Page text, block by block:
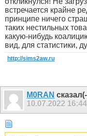
встречается крайне
принципе ничего
таких нестильных
какую-нибудь
вид, для статистики,
http://sims2aw.ru
M0RAN
10.07.2022 16:44